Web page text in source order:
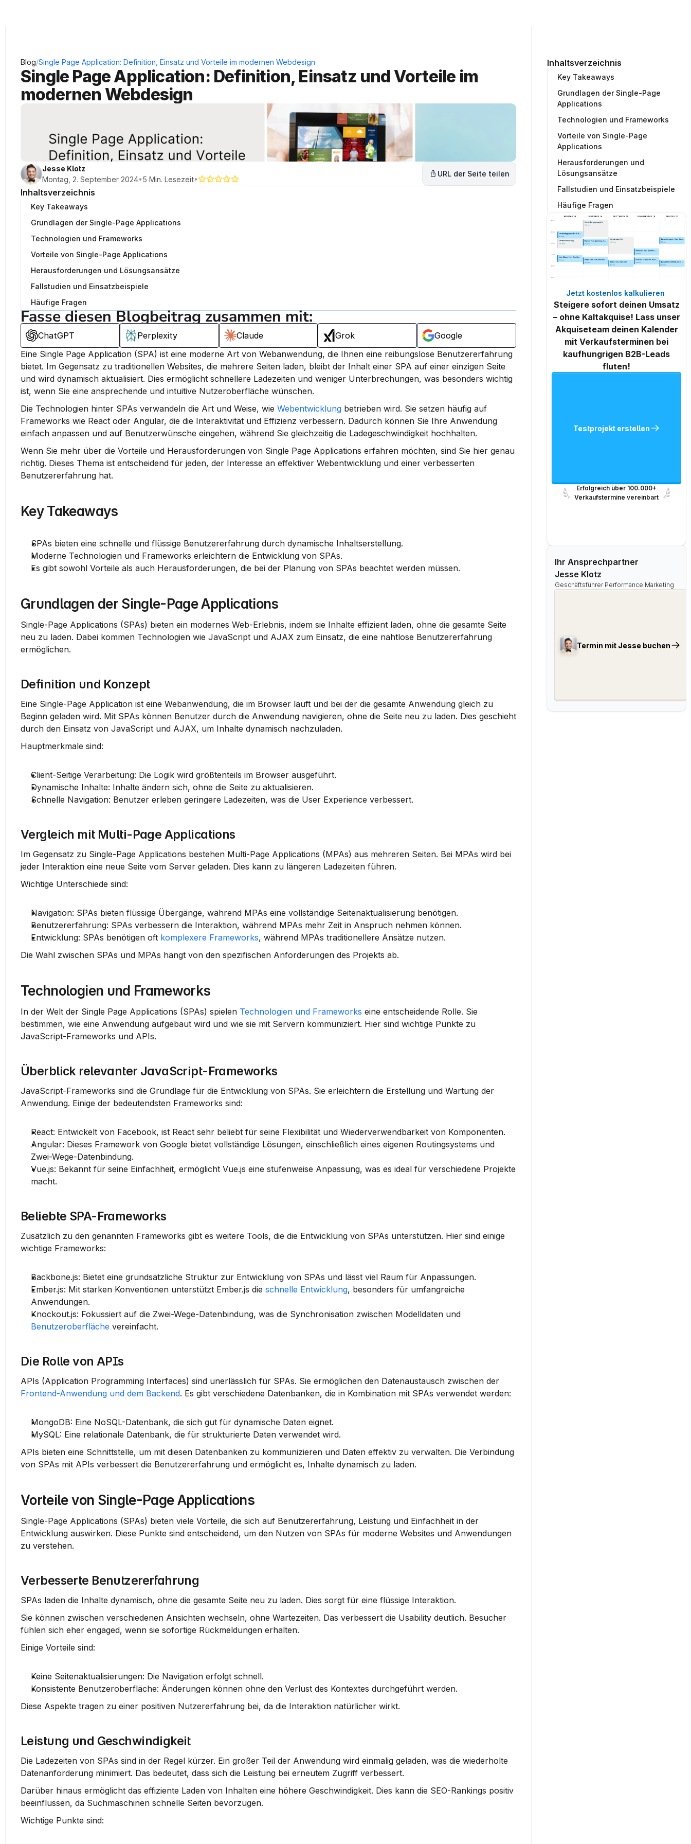
Inhaltsverzeichnis
Key Takeaways
Grundlagen der Single-Page
Applications
Technologien und Frameworks
Vorteile von Single-Page
Applications
Herausforderungen und
Lösungsansätze
Fallstudien und Einsatzbeispiele
Häufige Fragen
Jetzt kostenlos kalkulieren
Steigere sofort deinen Umsatz
– ohne Kaltakquise! Lass unser
Akquiseteam deinen Kalender
mit Verkaufsterminen bei
kaufhungrigen B2B-Leads
fluten!
Testprojekt erstellen
Erfolgreich über 100.000+
Verkaufstermine vereinbart
Ihr Ansprechpartner
Jesse Klotz
Geschäftsführer Performance Marketing
Termin mit Jesse buchen
Blog/Single Page Application: Definition, Einsatz und Vorteile im modernen Webdesign
Single Page Application: Definition, Einsatz und Vorteile im
modernen Webdesign
Jesse Klotz
Montag, 2. September 2024•5 Min. Lesezeit•
URL der Seite teilen
Inhaltsverzeichnis
Key Takeaways
Grundlagen der Single-Page Applications
Technologien und Frameworks
Vorteile von Single-Page Applications
Herausforderungen und Lösungsansätze
Fallstudien und Einsatzbeispiele
Häufige Fragen
Fasse diesen Blogbeitrag zusammen mit:
ChatGPT Perplexity Claude Grok
Google
Eine Single Page Application (SPA) ist eine moderne Art von Webanwendung, die Ihnen eine reibungslose Benutzererfahrung
bietet. Im Gegensatz zu traditionellen Websites, die mehrere Seiten laden, bleibt der Inhalt einer SPA auf einer einzigen Seite
und wird dynamisch aktualisiert. Dies ermöglicht schnellere Ladezeiten und weniger Unterbrechungen, was besonders wichtig
ist, wenn Sie eine ansprechende und intuitive Nutzeroberfläche wünschen.
Die Technologien hinter SPAs verwandeln die Art und Weise, wie Webentwicklung betrieben wird. Sie setzen häufig auf
Frameworks wie React oder Angular, die die Interaktivität und Effizienz verbessern. Dadurch können Sie Ihre Anwendung
einfach anpassen und auf Benutzerwünsche eingehen, während Sie gleichzeitig die Ladegeschwindigkeit hochhalten.
Wenn Sie mehr über die Vorteile und Herausforderungen von Single Page Applications erfahren möchten, sind Sie hier genau
richtig. Dieses Thema ist entscheidend für jeden, der Interesse an effektiver Webentwicklung und einer verbesserten
Benutzererfahrung hat.
Key Takeaways
SPAs bieten eine schnelle und flüssige Benutzererfahrung durch dynamische Inhaltserstellung.
Moderne Technologien und Frameworks erleichtern die Entwicklung von SPAs.
Es gibt sowohl Vorteile als auch Herausforderungen, die bei der Planung von SPAs beachtet werden müssen.
Grundlagen der Single-Page Applications
Single-Page Applications (SPAs) bieten ein modernes Web-Erlebnis, indem sie Inhalte effizient laden, ohne die gesamte Seite
neu zu laden. Dabei kommen Technologien wie JavaScript und AJAX zum Einsatz, die eine nahtlose Benutzererfahrung
ermöglichen.
Definition und Konzept
Eine Single-Page Application ist eine Webanwendung, die im Browser läuft und bei der die gesamte Anwendung gleich zu
Beginn geladen wird. Mit SPAs können Benutzer durch die Anwendung navigieren, ohne die Seite neu zu laden. Dies geschieht
durch den Einsatz von JavaScript und AJAX, um Inhalte dynamisch nachzuladen.
Hauptmerkmale sind:
Client-Seitige Verarbeitung: Die Logik wird größtenteils im Browser ausgeführt.
Dynamische Inhalte: Inhalte ändern sich, ohne die Seite zu aktualisieren.
Schnelle Navigation: Benutzer erleben geringere Ladezeiten, was die User Experience verbessert.
Vergleich mit Multi-Page Applications
Im Gegensatz zu Single-Page Applications bestehen Multi-Page Applications (MPAs) aus mehreren Seiten. Bei MPAs wird bei
jeder Interaktion eine neue Seite vom Server geladen. Dies kann zu längeren Ladezeiten führen.
Wichtige Unterschiede sind:
Navigation: SPAs bieten flüssige Übergänge, während MPAs eine vollständige Seitenaktualisierung benötigen.
Benutzererfahrung: SPAs verbessern die Interaktion, während MPAs mehr Zeit in Anspruch nehmen können.
Entwicklung: SPAs benötigen oft komplexere Frameworks, während MPAs traditionellere Ansätze nutzen.
Die Wahl zwischen SPAs und MPAs hängt von den spezifischen Anforderungen des Projekts ab.
Technologien und Frameworks
In der Welt der Single Page Applications (SPAs) spielen Technologien und Frameworks eine entscheidende Rolle. Sie
bestimmen, wie eine Anwendung aufgebaut wird und wie sie mit Servern kommuniziert. Hier sind wichtige Punkte zu
JavaScript-Frameworks und APIs.
Überblick relevanter JavaScript-Frameworks
JavaScript-Frameworks sind die Grundlage für die Entwicklung von SPAs. Sie erleichtern die Erstellung und Wartung der
Anwendung. Einige der bedeutendsten Frameworks sind:
React: Entwickelt von Facebook, ist React sehr beliebt für seine Flexibilität und Wiederverwendbarkeit von Komponenten.
Angular: Dieses Framework von Google bietet vollständige Lösungen, einschließlich eines eigenen Routingsystems und
Zwei-Wege-Datenbindung.
Vue.js: Bekannt für seine Einfachheit, ermöglicht Vue.js eine stufenweise Anpassung, was es ideal für verschiedene Projekte
macht.
Beliebte SPA-Frameworks
Zusätzlich zu den genannten Frameworks gibt es weitere Tools, die die Entwicklung von SPAs unterstützen. Hier sind einige
wichtige Frameworks:
Backbone.js: Bietet eine grundsätzliche Struktur zur Entwicklung von SPAs und lässt viel Raum für Anpassungen.
Ember.js: Mit starken Konventionen unterstützt Ember.js die schnelle Entwicklung, besonders für umfangreiche
Anwendungen.
Knockout.js
Benutzeroberfläche vereinfacht.
Die Rolle von APIs
Frontend-Anwendung und dem Backend. Es gibt verschiedene Datenbanken, die in Kombination mit SPAs verwendet werden:
MongoDB: Eine NoSQL-Datenbank, die sich gut für dynamische Daten eignet.
MySQL: Eine relationale Datenbank, die für strukturierte Daten verwendet wird.
APIs bieten eine Schnittstelle, um mit diesen Datenbanken zu kommunizieren und Daten effektiv zu verwalten. Die Verbindung
von SPAs mit APIs verbessert die Benutzererfahrung und ermöglicht es, Inhalte dynamisch zu laden.
Vorteile von Single-Page Applications
Single-Page Applications (SPAs) bieten viele Vorteile, die sich auf Benutzererfahrung, Leistung und Einfachheit in der
Entwicklung auswirken. Diese Punkte sind entscheidend, um den Nutzen von SPAs für moderne Websites und Anwendungen
zu verstehen.
Verbesserte Benutzererfahrung
SPAs laden die Inhalte dynamisch, ohne die gesamte Seite neu zu laden. Dies sorgt für eine flüssige Interaktion.
Sie können zwischen verschiedenen Ansichten wechseln, ohne Wartezeiten. Das verbessert die Usability deutlich. Besucher
fühlen sich eher engaged, wenn sie sofortige Rückmeldungen erhalten.
Einige Vorteile sind:
Keine Seitenaktualisierungen: Die Navigation erfolgt schnell.
Konsistente Benutzeroberfläche: Änderungen können ohne den Verlust des Kontextes durchgeführt werden.
Diese Aspekte tragen zu einer positiven Nutzererfahrung bei, da die Interaktion natürlicher wirkt.
Leistung und Geschwindigkeit
Die Ladezeiten von SPAs sind in der Regel kürzer. Ein großer Teil der Anwendung wird einmalig geladen, was die wiederholte
Datenanforderung minimiert. Das bedeutet, dass sich die Leistung bei erneutem Zugriff verbessert.
Darüber hinaus ermöglicht das effiziente Laden von Inhalten eine höhere Geschwindigkeit. Dies kann die SEO-Rankings positiv
beeinflussen, da Suchmaschinen schnelle Seiten bevorzugen.
Wichtige Punkte sind: